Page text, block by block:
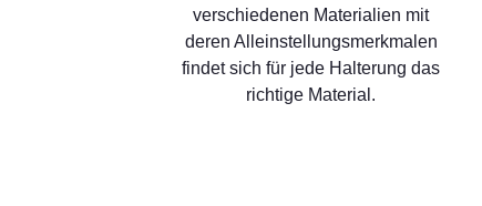
verschiedenen Materialien mit
deren Alleinstellungsmerkmalen
findet sich für jede Halterung das
richtige Material.